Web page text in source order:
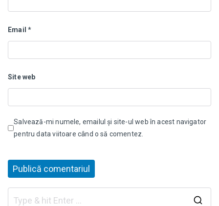
Email*
Site web
Salvează-mi numele, emailul și site-ul web în acest navigator
pentru data viitoare când o să comentez.